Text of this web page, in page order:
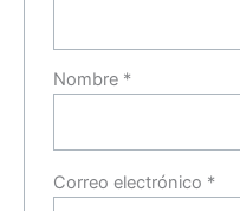
Nombre *
Correo electrónico *